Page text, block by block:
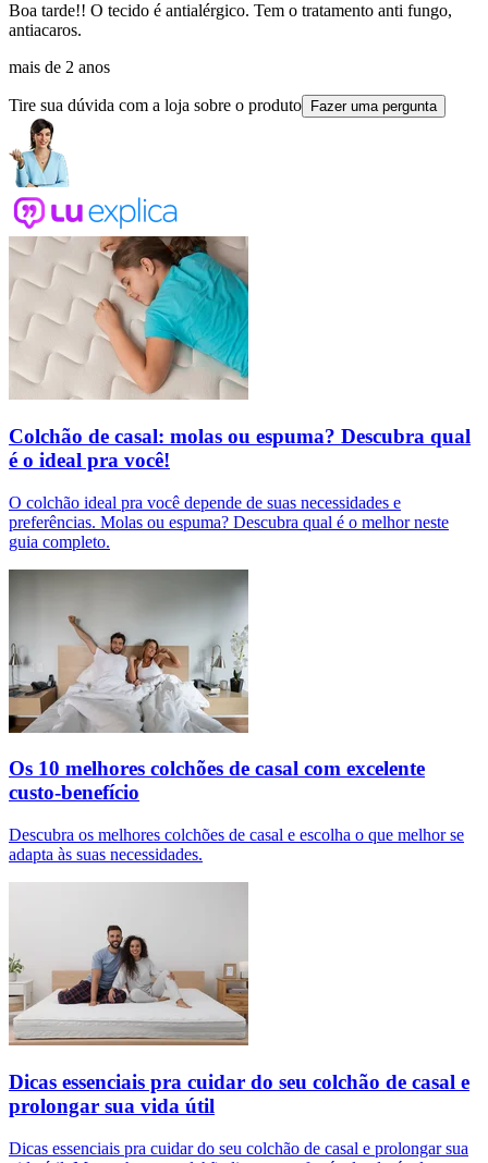
Boa tarde!! O tecido é antialérgico. Tem o tratamento anti fungo,
antiacaros.
mais de 2 anos
Tire sua dúvida com a loja sobre o produto Fazer uma pergunta
Colchão de casal: molas ou espuma? Descubra qual
é o ideal pra você!
O colchão ideal pra você depende de suas necessidades e
preferências. Molas ou espuma? Descubra qual é o melhor neste
guia completo.
Os 10 melhores colchões de casal com excelente
custo-benefício
Descubra os melhores colchões de casal e escolha o que melhor se
adapta às suas necessidades.
Dicas essenciais pra cuidar do seu colchão de casal e
prolongar sua vida útil
Dicas essenciais pra cuidar do seu colchão de casal e prolongar sua